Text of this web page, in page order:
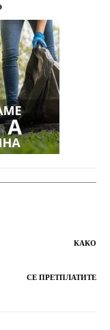
КАКО
СЕ ПРЕТПЛАТИТЕ